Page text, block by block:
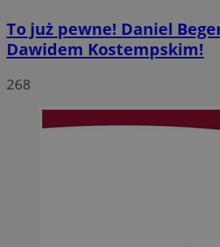
To już pewne! Daniel
Dawidem Kostempskim!
268